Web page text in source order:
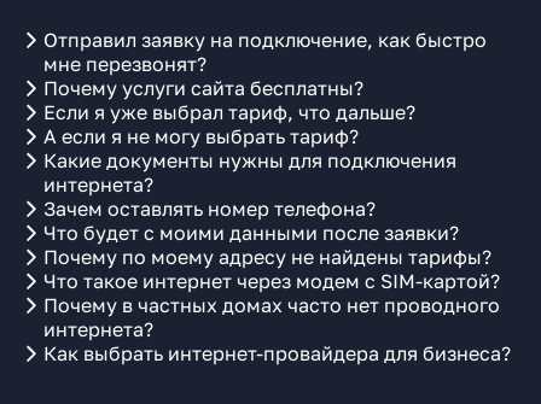
Отправил заявку на подключение, как быстро
мне перезвонят?
Почему услуги сайта бесплатны?
Если я уже выбрал тариф, что дальше?
А если я не могу выбрать тариф?
Какие документы нужны для подключения
интернета?
Зачем оставлять номер телефона?
Что будет с моими данными после заявки?
Почему по моему адресу не найдены тарифы?
Что такое интернет через модем с SIM-картой?
Почему в частных домах часто нет проводного
интернета?
Как выбрать интернет-провайдера для бизнеса?